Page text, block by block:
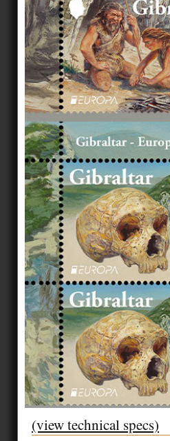
(view technical specs)